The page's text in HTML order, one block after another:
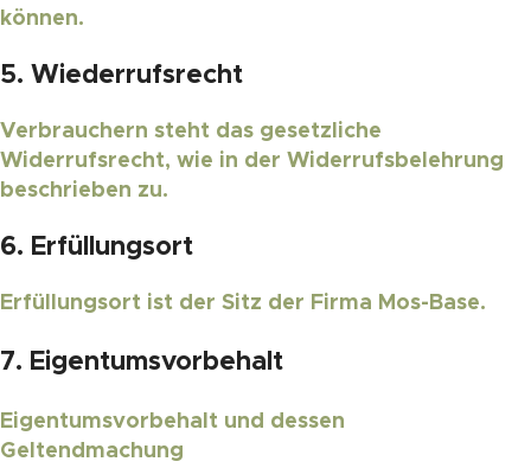
können.
5. Wiederrufsrecht
Verbrauchern steht das gesetzliche
Widerrufsrecht, wie in der Widerrufsbelehrung
beschrieben zu.
6. Erfüllungsort
Erfüllungsort ist der Sitz der Firma Mos-Base.
7. Eigentumsvorbehalt
Eigentumsvorbehalt und dessen
Geltendmachung